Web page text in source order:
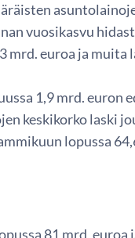
vuosikasvu
euroa ja muita
1,9 mrd. euron
keskikorko laski
lopussa
81 mrd. euroa